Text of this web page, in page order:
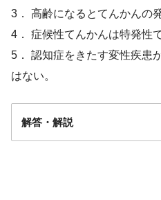
3． 高齢になるとてんかんの
4． 症候性てんかんは特発性
5． 認知症をきたす変性疾患
はない。
解答・解説